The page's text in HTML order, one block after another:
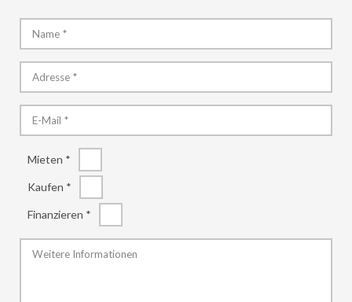
Mieten *
Kaufen *
Finanzieren *